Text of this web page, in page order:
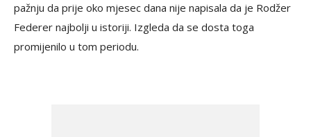
pažnju da prije oko mjesec dana nije napisala da je Rodžer
Federer najbolji u istoriji. Izgleda da se dosta toga
promijenilo u tom periodu.